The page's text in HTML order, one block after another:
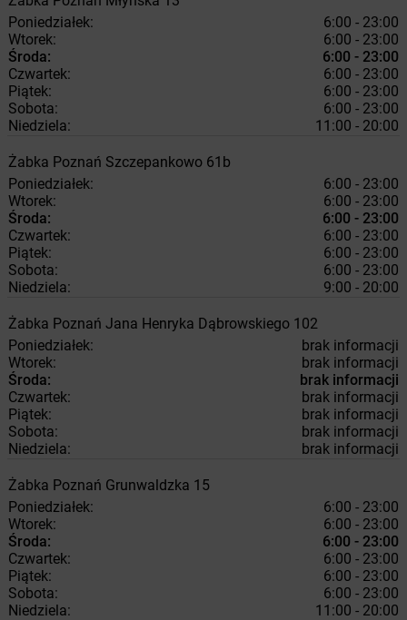
Poniedziałek:
6:00 - 23:00
Wtorek:
6:00 - 23:00
Środa:
6:00 - 23:00
Czwartek:
6:00 - 23:00
Piątek:
6:00 - 23:00
Sobota:
6:00 - 23:00
Niedziela:
11:00 - 20:00
Żabka Poznań Szczepankowo 61b
Poniedziałek:
6:00 - 23:00
Wtorek:
6:00 - 23:00
Środa:
6:00 - 23:00
Czwartek:
6:00 - 23:00
Piątek:
6:00 - 23:00
Sobota:
6:00 - 23:00
Niedziela:
9:00 - 20:00
Żabka Poznań Jana Henryka Dąbrowskiego 102
Poniedziałek:
brak informacji
Wtorek:
brak informacji
Środa:
brak informacji
Czwartek:
brak informacji
Piątek:
brak informacji
Sobota:
brak informacji
Niedziela:
brak informacji
Żabka Poznań Grunwaldzka 15
Poniedziałek:
6:00 - 23:00
Wtorek:
6:00 - 23:00
Środa:
6:00 - 23:00
Czwartek:
6:00 - 23:00
Piątek:
6:00 - 23:00
Sobota:
6:00 - 23:00
Niedziela:
11:00 - 20:00